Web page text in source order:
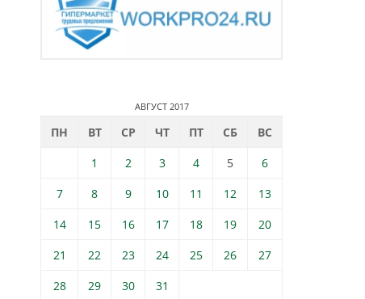
АВГУСТ 2017
ПН ВТ СР ЧТ ПТ СБ
ВС
1
2 3 4 5
6
7
8 9 10 11 12
13
14
15 16 17 18 19
20
21
22 23 24 25 26
27
28
29 30 31